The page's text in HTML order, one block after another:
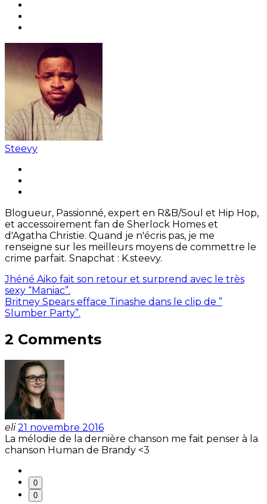
Steevy
Blogueur, Passionné, expert en R&B/Soul et Hip Hop,
et accessoirement fan de Sherlock Homes et
d'Agatha Christie. Quand je n'écris pas, je me
renseigne sur les meilleurs moyens de commettre le
crime parfait. Snapchat : K.steevy.
Jhéné Aiko fait son retour et surprend avec le très
sexy “Maniac”.
Britney Spears efface Tinashe dans le clip de ”
Slumber Party”.
2 Comments
eli 21 novembre 2016
La mélodie de la dernière chanson me fait penser à la
chanson Human de Brandy <3
0
0